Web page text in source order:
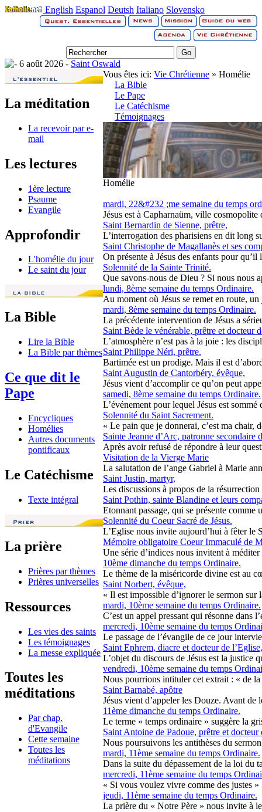
English Espanol Deutsh Italiano Slovensko
6 août 2026 - Saint Oswald
La méditation
La recevoir par e-
mail
Les lectures
1ère lecture
Psaume
Evangile
Approfondir
L'homélie du jour
Le saint du jour
La Bible
Lire la Bible
La Bible par thèmes
Ce que dit le
Pape
Encycliques
Homélies
Autres documents
pontificaux
Le Catéchisme
Texte intégral
La prière
Prières par thèmes
Prières universelles
Ressources
Les vies des saints
Les témoignages
La messe expliquée
Toutes les
méditations
Par chap.
d'Evangile
Cette semaine
Toutes les
méditations
Vous êtes ici: Vie Chrétienne » Homélie
La Bible
Le Pape
Le Catéchisme
Témoignages
Homélie
mardi, 22&#232 ;me semaine du temps
Jésus est à Capharnaüm, ville
Saint Bernardin de Sienne, prêtre,
L’interrogation des pharisiens en dit long
Saint Christophe de Magallanès et ses
On présente à Jésus des enfants pour
Solennité de la Sainte Trinité.
Que savons-nous de Dieu ? Si nous nous
lundi, 8ème semaine du temps Ordinaire.
Au moment où Jésus se remet en route,
mardi, 8ème semaine du temps Ordinaire.
La précédente intervention de Jésus a
Saint Bède le vénérable, prêtre et docteur
L’atmosphère n’est pas à la joie : les
Saint Philippe Néri, prêtre.
Bartimée est un prodige. Mais il est
Saint Augustin de Cantorbéry, évêque,
Jésus vient d’accomplir ce qu’on peut
samedi, 8ème semaine du temps Ordinaire.
L’événement pour lequel Jésus est
Solennité du Saint Sacrement.
« Le pain que je donnerai, c’est ma chair,
Sainte Jeanne d’Arc, patronne secondaire
Après avoir refusé de répondre à leur
Visitation de la Vierge Marie
La salutation de l’ange Gabriel à Marie
Saint Justin, martyr,
Les discussions à propos de la
Saint Pothin, sainte Blandine et leurs
Etonnant passage, qui se présente
Solennité du Coeur Sacré de Jésus.
L’Eglise nous invite aujourd’hui à fêter le
Mémoire obligatoire Coeur Immaculé de
Une série d’indices nous invitent à
10ème dimanche du temps Ordinaire.
Le thème de la miséricorde divine est au
Saint Norbert, évêque,
« Il est impossible d’ignorer le sermon sur
mardi, 10ème semaine du temps Ordinaire.
C’est un appel pressant qui résonne dans
mercredi, 10ème semaine du temps
Le passage de l’évangile de ce jour
Saint Ephrem, diacre et docteur de l’Eglise,
L’objet du discours de Jésus est la justice
vendredi, 10ème semaine du temps
Nous pourrions intituler cet extrait : « de
Saint Barnabé, apôtre
Jésus vient d’appeler les Douze. Avant
11ème dimanche du temps Ordinaire.
Le terme « temps ordinaire » suggère la
Saint Antoine de Padoue, prêtre et docteur
Nous poursuivons les antithèses du
mardi, 11ème semaine du temps Ordinaire.
Dans la suite du dépassement de la loi du
mercredi, 11ème semaine du temps
« Si vous voulez vivre comme des justes »
jeudi, 11ème semaine du temps Ordinaire.
La prière du « Notre Père » nous invite à